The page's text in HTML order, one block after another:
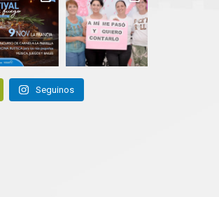
Seguinos